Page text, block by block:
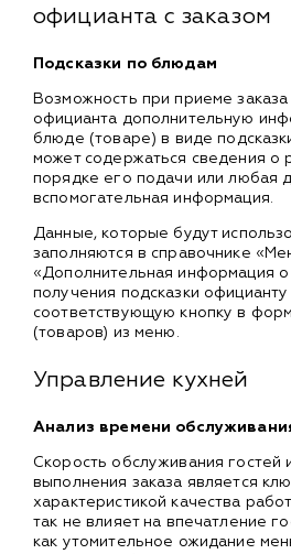
официанта с заказом
Подсказки по блюдам
Возможность при приеме
официанта дополнительную
блюде (товаре) в виде
может содержаться сведения о
порядке его подачи или любая
вспомогательная информация.
Данные, которые будут
заполняются в справочнике
«Дополнительная информация
получения подсказки
соответствующую кнопку в
(товаров) из меню.
Управление кухней
Анализ времени
Скорость обслуживания гостей
выполнения заказа является
характеристикой качества
так не влияет на впечатление
как утомительное ожидание